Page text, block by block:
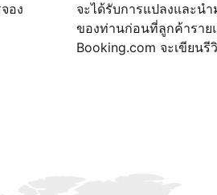
อง
จะได้รับการแปลงและน
ของท่านก่อนที่ลูกค้าราย
Booking.com จะเขียนรี